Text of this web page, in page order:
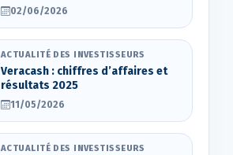
02/06/2026
ACTUALITÉ DES INVESTISSEURS
Veracash : chiffres d’affaires et
résultats 2025
11/05/2026
ACTUALITÉ DES INVESTISSEURS